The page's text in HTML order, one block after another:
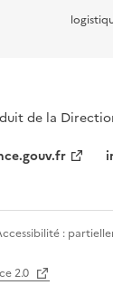
de la
:
2.0